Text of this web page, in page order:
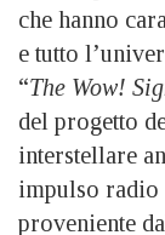
che hanno
e tutto
“The Wow!
del progetto
interstellare
impulso radio
proveniente